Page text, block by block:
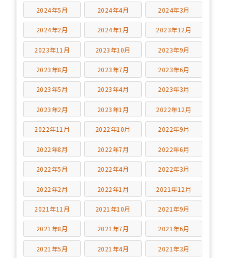
2024年5月 2024年4月 2024年3月
2024年2月 2024年1月 2023年12月
2023年11月 2023年10月 2023年9月
2023年8月 2023年7月 2023年6月
2023年5月 2023年4月 2023年3月
2023年2月 2023年1月 2022年12月
2022年11月 2022年10月 2022年9月
2022年8月 2022年7月 2022年6月
2022年5月 2022年4月 2022年3月
2022年2月 2022年1月 2021年12月
2021年11月 2021年10月 2021年9月
2021年8月 2021年7月 2021年6月
2021年5月 2021年4月 2021年3月